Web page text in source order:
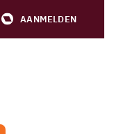
AANMELDEN